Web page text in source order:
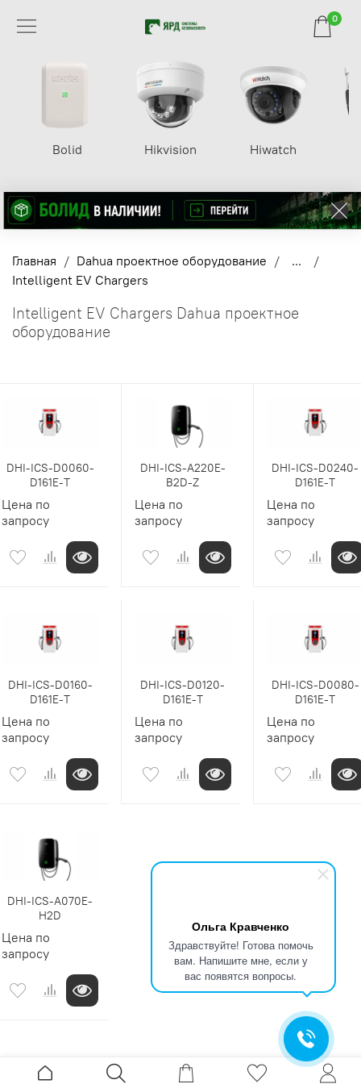
Ольга Кравченко
Здравствуйте! Готова помочь
вам. Напишите мне, если у
вас появятся вопросы.
0
Bolid Hikvision Hiwatch
Главная Dahua проектное оборудование
...
Intelligent EV Chargers
Intelligent EV Chargers Dahua проектное
оборудование
DHI-ICS-D0060-
D161E-T
Цена по
запросу
DHI-ICS-A220E-
B2D-Z
Цена по
запросу
DHI-ICS-D0240-
D161E-T
Цена по
запросу
DHI-ICS-D0160-
D161E-T
Цена по
запросу
DHI-ICS-D0120-
D161E-T
Цена по
запросу
DHI-ICS-D0080-
D161E-T
Цена по
запросу
DHI-ICS-A070E-
H2D
Цена по
запросу